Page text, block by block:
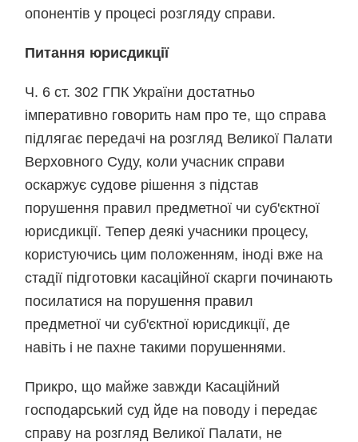
опонентів у процесі розгляду справи.
Питання юрисдикції
Ч. 6 ст. 302 ГПК України достатньо
імперативно говорить нам про те, що справа
підлягає передачі на розгляд Великої Палати
Верховного Суду, коли учасник справи
оскаржує судове рішення з підстав
порушення правил предметної чи суб'єктної
юрисдикції. Тепер деякі учасники процесу,
користуючись цим положенням, іноді вже на
стадії підготовки касаційної скарги починають
посилатися на порушення правил
предметної чи суб'єктної юрисдикції, де
навіть і не пахне такими порушеннями.
Прикро, що майже завжди Касаційний
господарський суд йде на поводу і передає
справу на розгляд Великої Палати, не